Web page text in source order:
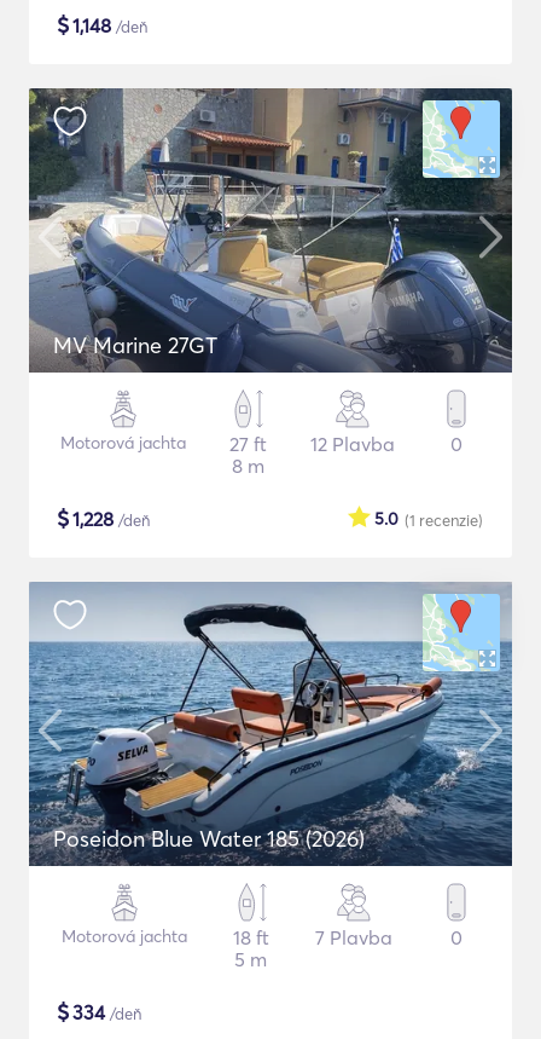
$1,148 /deň
MV Marine 27GT
Motorová jachta
27 ft
8 m
12 Plavba 0
$1,228 /deň (1 recenzie)
5.0
Poseidon Blue Water 185 (2026)
Motorová jachta
18 ft
5 m
7 Plavba 0
$334/deň